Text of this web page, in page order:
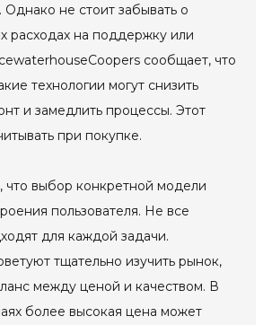
не стоит забывать о
расходах на поддержку или
сообщает, что
технологии могут снизить
и замедлить процессы. Этот
при покупке.
что выбор конкретной модели
пользователя. Не все
для каждой задачи.
тщательно изучить рынок,
между ценой и качеством. В
более высокая цена может